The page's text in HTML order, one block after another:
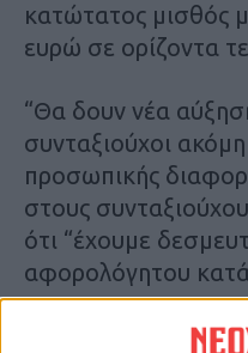
κατώτατος μισθός
ευρώ σε ορίζοντα
“Θα δουν νέα
συνταξιούχοι
προσωπικής
στους
ότι “έχουμε
αφορολόγητου
“Καμία αύξηση